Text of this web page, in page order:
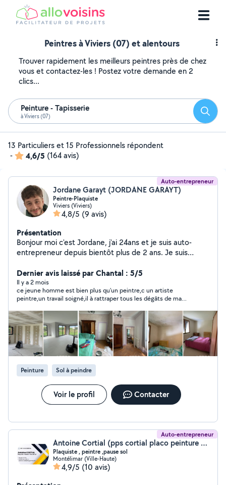
Peintres à Viviers (07) et alentours
Trouver rapidement les meilleurs peintres près de chez
vous et contactez-les ! Postez votre demande en 2
clics...
Peinture - Tapisserie
à Viviers (07)
13 Particuliers et 15 Professionnels répondent
-
4,6/5 (164 avis)
Auto-entrepreneur
Jordane Garayt (JORDANE GARAYT)
Peintre-Plaquiste
Viviers (Viviers)
4,8/5 (9 avis)
Présentation
Bonjour moi c'est Jordane, j'ai 24ans et je suis auto-
entrepreneur depuis bientôt plus de 2 ans. Je suis
PRO TECHNICIEN EN AMÉNAGEMENT ET FINITION
DU BÂTIMENT. J'ai plusieurs années d'expériences
professionnelles en entreprise. Je suis disponible pour
tout chantier de rénovation intérieur ou neuf en:
Peinture Placo Pose de lino Bande à joints Création
béton cellulaire Je touche un peu à tout et je suis donc
capable aussi de faire de l'assemblage de meubles,
porter et déplacer des charges lourdes
Dernier avis laissé par Chantal : 5/5
Il y a 2 mois
ce jeune homme est bien plus qu'un peintre,c un artiste
peintre,un travail soigné,il à rattraper tous les dégâts de ma
confiance, merci Jordane pour votre bienveillance envers moi ,
disponibilité minutieux rapport qualité prix était au rendez-
vous, je recommande ce jeune homme les yeux fermés, ma
cuisine revie et moi aussi un vrai plaisir bravo Jordane
Peinture Sol à peindre
Voir le profil Contacter
Auto-entrepreneur
Antoine Cortial (pps cortial placo peinture sol)
Plaquiste , peintre ,pause sol
Montélimar (Ville-Haute)
4,9/5 (10 avis)